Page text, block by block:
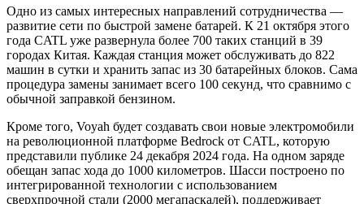
Одно из самых интересных направлений сотрудничества —
развитие сети по быстрой замене батарей. К 21 октября этого
года CATL уже развернула более 700 таких станций в 39
городах Китая. Каждая станция может обслуживать до 822
машин в сутки и хранить запас из 30 батарейных блоков. Сама
процедура замены занимает всего 100 секунд, что сравнимо с
обычной заправкой бензином.
Кроме того, Voyah будет создавать свои новые электромобили
на революционной платформе Bedrock от CATL, которую
представили публике 24 декабря 2024 года. На одном заряде
обещан запас хода до 1000 километров. Шасси построено по
интегрированной технологии с использованием
сверхпрочной стали (2000 мегапаскалей), поддерживает